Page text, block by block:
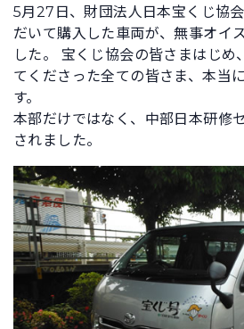
5月27日、財団法人日本宝くじ協
だいて購入した車両が、無事オイ
した。 宝くじ協会の皆さまはじめ
てくださった全ての皆さま、本当
す。
本部だけではなく、中部日本研修
されました。